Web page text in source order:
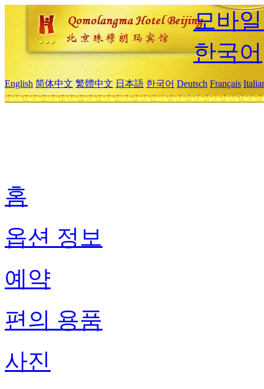
모바
한국어
English 简体中文 繁體中文 日本語 한국어 Deutsch Français
홈
옵션 정보
예약
편의 용품
사진